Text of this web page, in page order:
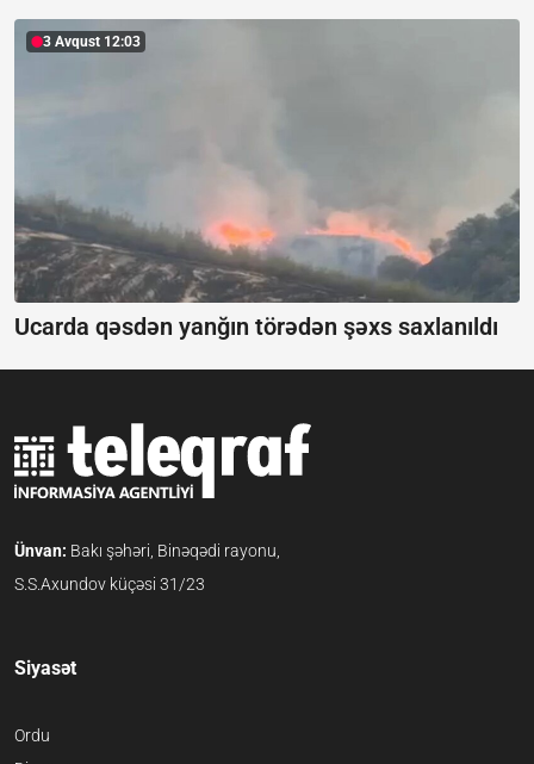
3 Avqust 12:03
Ucarda qəsdən yanğın törədən şəxs saxlanıldı
Ünvan: Bakı şəhəri, Binəqədi rayonu,
S.S.Axundov küçəsi 31/23
Siyasət
Ordu